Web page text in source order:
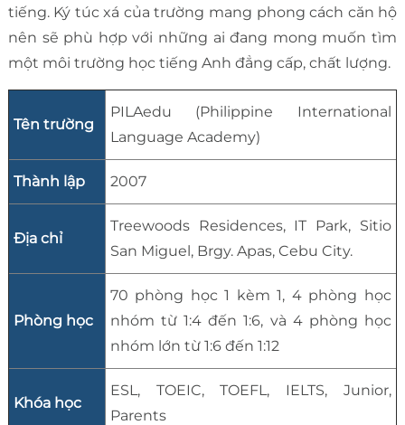
tiếng. Ký túc xá của trường mang phong cách căn hộ
nên sẽ phù hợp với những ai đang mong muốn tìm
một môi trường học tiếng Anh đẳng cấp, chất lượng.
Tên trường
PILAedu (Philippine International
Language Academy)
Thành lập 2007
Địa chỉ
Treewoods Residences, IT Park, Sitio
San Miguel, Brgy. Apas, Cebu City.
Phòng học
70 phòng học 1 kèm 1, 4 phòng học
nhóm từ 1:4 đến 1:6, và 4 phòng học
nhóm lớn từ 1:6 đến 1:12
Khóa học
ESL, TOEIC, TOEFL, IELTS, Junior,
Parents